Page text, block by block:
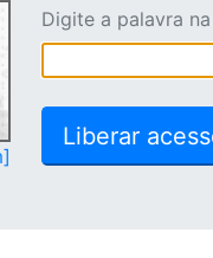
Digite a palavra